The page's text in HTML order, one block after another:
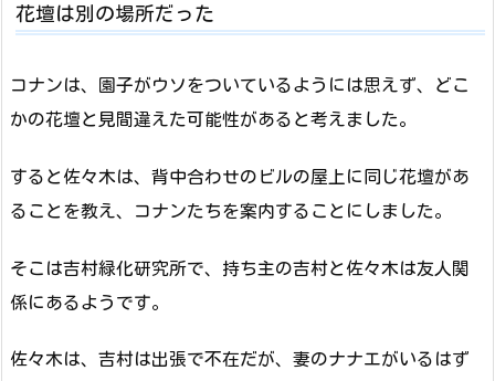
花壇は別の場所だった
コナンは、園子がウソをついているようには思えず、どこ
かの花壇と見間違えた可能性があると考えました。
すると佐々木は、背中合わせのビルの屋上に同じ花壇があ
ることを教え、コナンたちを案内することにしました。
そこは吉村緑化研究所で、持ち主の吉村と佐々木は友人関
係にあるようです。
佐々木は、吉村は出張で不在だが、妻のナナエがいるはず